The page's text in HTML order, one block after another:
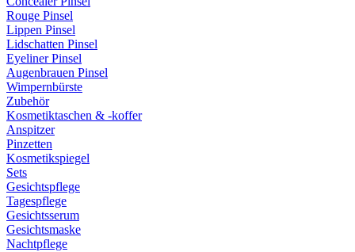
Rouge Pinsel
Lippen Pinsel
Lidschatten Pinsel
Eyeliner Pinsel
Augenbrauen Pinsel
Wimpernbürste
Zubehör
Kosmetiktaschen & -koffer
Anspitzer
Pinzetten
Kosmetikspiegel
Sets
Gesichtspflege
Tagespflege
Gesichtsserum
Gesichtsmaske
Nachtpflege